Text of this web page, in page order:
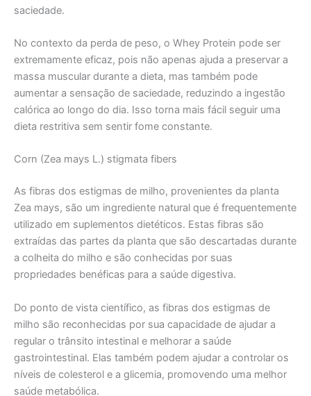
saciedade.
No contexto da perda de peso, o Whey Protein pode ser
extremamente eficaz, pois não apenas ajuda a preservar a
massa muscular durante a dieta, mas também pode
aumentar a sensação de saciedade, reduzindo a ingestão
calórica ao longo do dia. Isso torna mais fácil seguir uma
dieta restritiva sem sentir fome constante.
Corn (Zea mays L.) stigmata fibers
As fibras dos estigmas de milho, provenientes da planta
Zea mays, são um ingrediente natural que é frequentemente
utilizado em suplementos dietéticos. Estas fibras são
extraídas das partes da planta que são descartadas durante
a colheita do milho e são conhecidas por suas
propriedades benéficas para a saúde digestiva.
Do ponto de vista científico, as fibras dos estigmas de
milho são reconhecidas por sua capacidade de ajudar a
regular o trânsito intestinal e melhorar a saúde
gastrointestinal. Elas também podem ajudar a controlar os
níveis de colesterol e a glicemia, promovendo uma melhor
saúde metabólica.